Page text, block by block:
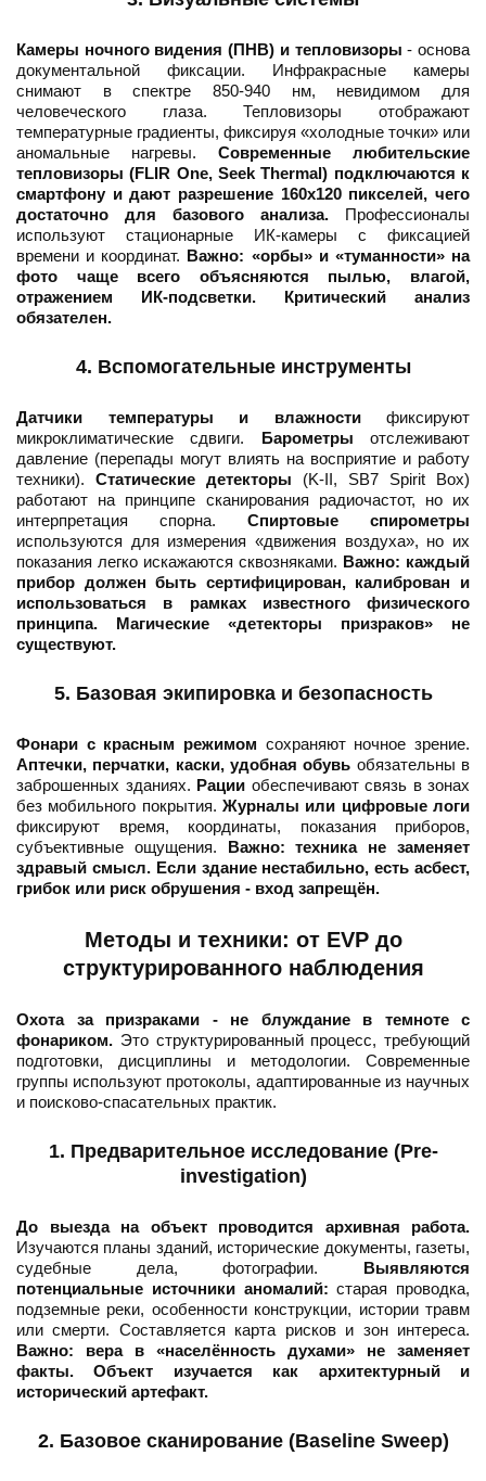
Камеры ночного видения (ПНВ) и тепловизоры - основа
документальной фиксации. Инфракрасные камеры
снимают в спектре 850-940 нм, невидимом для
человеческого глаза. Тепловизоры отображают
температурные градиенты, фиксируя «холодные точки» или
аномальные нагревы. Современные любительские
тепловизоры (FLIR One, Seek Thermal) подключаются к
смартфону и дают разрешение 160x120 пикселей, чего
достаточно для базового анализа. Профессионалы
используют стационарные ИК-камеры с фиксацией
времени и координат. Важно: «орбы» и «туманности» на
фото чаще всего объясняются пылью, влагой,
отражением ИК-подсветки. Критический анализ
обязателен.
4. Вспомогательные инструменты
Датчики температуры и влажностификсируют
микроклиматические сдвиги. Барометры отслеживают
давление (перепады могут влиять на восприятие и работу
техники). Статические детекторы (K-II, SB7 Spirit Box)
работают на принципе сканирования радиочастот, но их
интерпретация спорна. Спиртовые спирометры
используются для измерения «движения воздуха», но их
показания легко искажаются сквозняками. Важно: каждый
прибор должен быть сертифицирован, калиброван и
использоваться в рамках известного физического
принципа. Магические «детекторы призраков» не
существуют.
5. Базовая экипировка и безопасность
Фонари с красным режимом сохраняют ночное зрение.
Аптечки, перчатки, каски, удобная обувь обязательны в
заброшенных зданиях. Рации обеспечивают связь в зонах
без мобильного покрытия. Журналы или цифровые логи
фиксируют время, координаты, показания приборов,
субъективные ощущения. Важно: техника не заменяет
здравый смысл. Если здание нестабильно, есть асбест,
грибок или риск обрушения - вход запрещён.
Методы и техники: от EVP до
структурированного наблюдения
Охота за призраками - не блуждание в темноте с
фонариком. Это структурированный процесс, требующий
подготовки, дисциплины и методологии. Современные
группы используют протоколы, адаптированные из научных
и поисково-спасательных практик.
1. Предварительное исследование (Pre-
investigation)
До выезда на объект проводится архивная работа.
Изучаются планы зданий, исторические документы, газеты,
судебные дела, фотографии. Выявляются
потенциальные источники аномалий: старая проводка,
подземные реки, особенности конструкции, истории травм
или смерти. Составляется карта рисков и зон интереса.
Важно: вера в «населённость духами» не заменяет
факты. Объект изучается как архитектурный и
исторический артефакт.
2. Базовое сканирование (Baseline Sweep)